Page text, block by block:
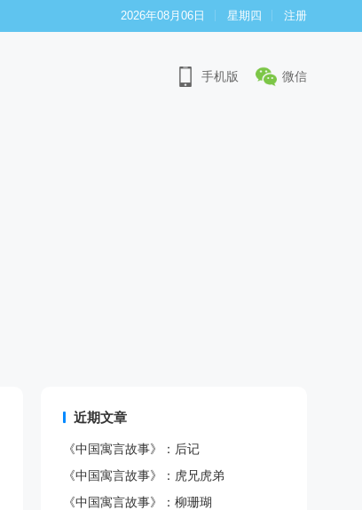
2026年08月06日 星期四 注册
手机版 微信
近期文章
《中国寓言故事》：后记
《中国寓言故事》：虎兄虎弟
《中国寓言故事》：柳珊瑚